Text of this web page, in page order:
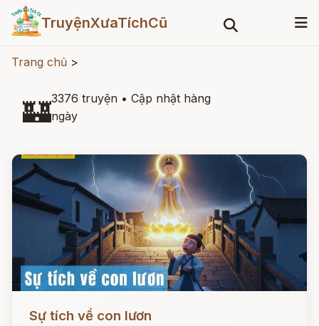
TruyệnXưaTíchCũ
Trang chủ >
🏰3376 truyện • Cập nhật hàng
ngày
Sự tích về con lươn